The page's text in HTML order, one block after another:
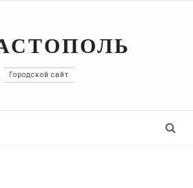
Городской сайт